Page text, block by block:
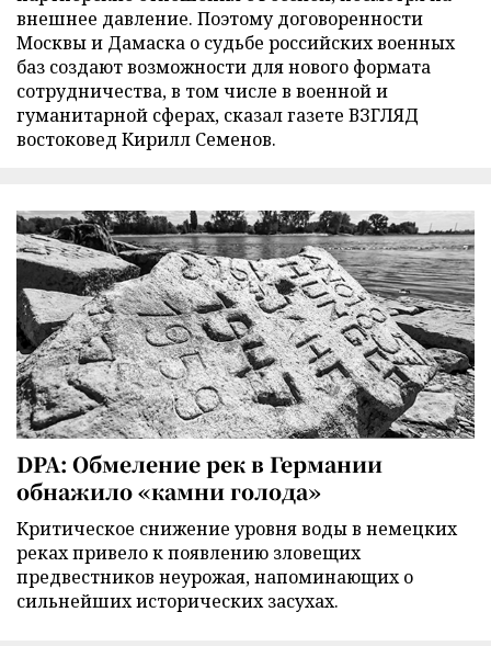
внешнее давление. Поэтому договоренности
Москвы и Дамаска о судьбе российских военных
баз создают возможности для нового формата
сотрудничества, в том числе в военной и
гуманитарной сферах, сказал газете ВЗГЛЯД
востоковед Кирилл Семенов.
DPA: Обмеление рек в Германии
обнажило «камни голода»
Критическое снижение уровня воды в немецких
реках привело к появлению зловещих
предвестников неурожая, напоминающих о
сильнейших исторических засухах.